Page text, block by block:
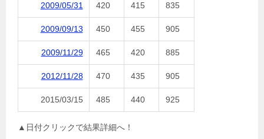
2009/05/31 420 415 835
2009/09/13 450 455 905
2009/11/29 465 420 885
2012/11/28 470 435 905
2015/03/15 485 440 925
▲日付クリックで結果詳細へ！